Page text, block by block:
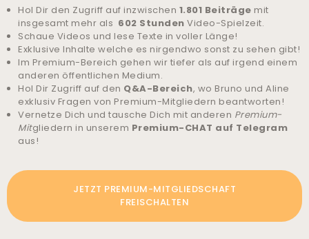
Hol Dir den Zugriff auf inzwischen 1.801 Beiträge mit
insgesamt mehr als 602 Stunden Video-Spielzeit.
Schaue Videos und lese Texte in voller Länge!
Exklusive Inhalte welche es nirgendwo sonst zu sehen gibt!
Im Premium-Bereich gehen wir tiefer als auf irgend einem
anderen öffentlichen Medium.
Hol Dir Zugriff auf den Q&A-Bereich, wo Bruno und Aline
exklusiv Fragen von Premium-Mitgliedern beantworten!
Vernetze Dich und tausche Dich mit anderen Premium-
Mitgliedern in unserem Premium-CHAT auf Telegram
aus!
JETZT PREMIUM-MITGLIEDSCHAFT
FREISCHALTEN